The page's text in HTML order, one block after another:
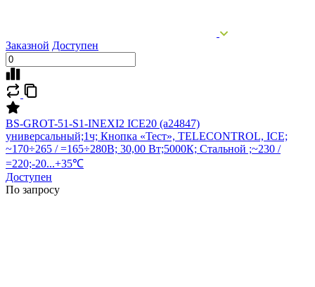
Заказной Доступен
BS-GROT-51-S1-INEXI2 ICE20 (a24847)
универсальный;1ч; Кнопка «Тест», TELECONTROL, ICE;
~170÷265 / =165÷280В; 30,00 Вт;5000К; Стальной ;~230 /
=220;-20...+35℃
Доступен
По запросу